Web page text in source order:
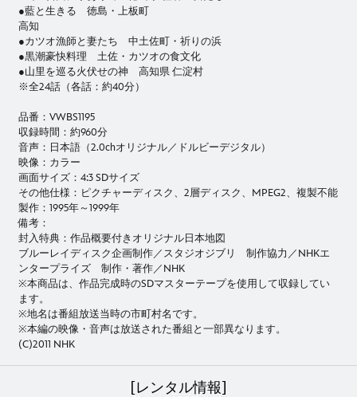
●藍と生きる 徳島・上板町
高知
●カツオ漁師と妻たち 中土佐町・祈りの浜
●黒潮豪快料理 土佐・カツオの食文化
●山里を巡る火伏せの神 高知県 仁淀村
※全24話（各話：約40分）
品番：VWBS1195
収録時間：約960分
音声：日本語（2.0chオリジナル／ドルビーデジタル）
映像：カラー
画面サイズ：4:3 SDサイズ
その他仕様：ピクチャーディスク、2層ディスク、MPEG2、複製不能
製作：1995年～1999年
備考：
封入特典：作品概要付きオリジナル日本地図
ブルーレイディスク企画制作／スタジオジブリ 制作協力／NHKエ
ンタープライズ 制作・著作／NHK
※本商品は、作品完成時のSDマスターテープを使用して収録してい
ます。
※地名は番組放送当時の市町村名です。
※本編の映像・音声は放送された番組と一部異なります。
(C)2011 NHK
[レンタル情報]